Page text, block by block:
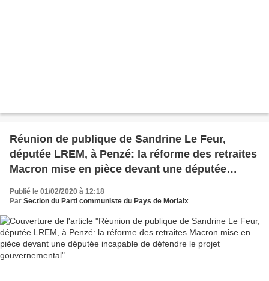
Réunion de publique de Sandrine Le Feur,
députée LREM, à Penzé: la réforme des retraites
Macron mise en pièce devant une députée
incapable de défendre le projet gouvernemental
Publié le 01/02/2020 à 12:18
Par Section du Parti communiste du Pays de Morlaix